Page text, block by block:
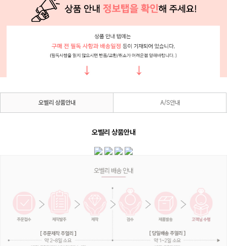
오벨리 상품안내 A/S안내
오벨리 상품안내